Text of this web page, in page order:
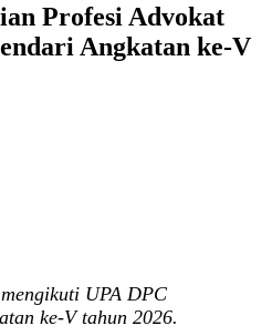
Profesi Advokat
Angkatan ke-V
UPA DPC
ke-V tahun 2026.